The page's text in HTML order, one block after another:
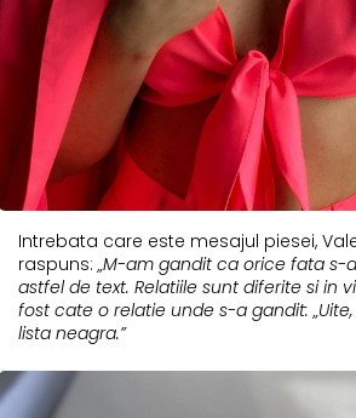
Intrebata care este mesajul piesei,
raspuns: „M-am gandit ca orice fata s-
astfel de text. Relatiile sunt diferite si in
fost cate o relatie unde s-a gandit:
lista neagra.”